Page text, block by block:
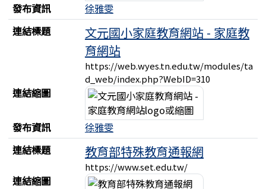
發布資訊
徐雅雯
連結標題
文元國小家庭教育網站 - 家庭教
育網站
https://web.wyes.tn.edu.tw/modules/ta
d_web/index.php?WebID=310
連結縮圖
發布資訊
徐雅雯
連結標題
教育部特殊教育通報網
https://www.set.edu.tw/
連結縮圖